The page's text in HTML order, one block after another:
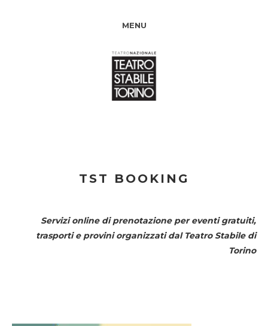
MENU
TST BOOKING
Servizi online di prenotazione per eventi gratuiti,
trasporti e provini organizzati dal Teatro Stabile di
Torino